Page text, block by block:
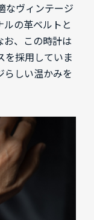
なヴィンテージ
ルの革ベルトと
お、この時計は
を採用していま
らしい温かみを